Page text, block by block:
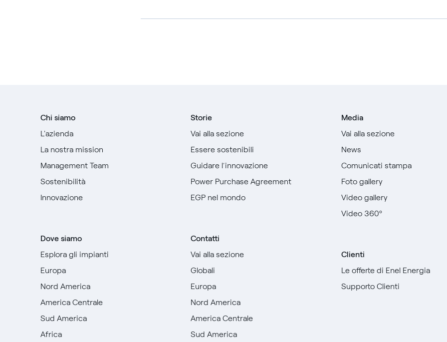
Chi siamo
L'azienda
La nostra mission
Management Team
Sostenibilità
Innovazione
Dove siamo
Esplora gli impianti
Europa
Nord America
America Centrale
Sud America
Africa
Storie
Vai alla sezione
Essere sostenibili
Guidare l’innovazione
Power Purchase Agreement
EGP nel mondo
Contatti
Vai alla sezione
Globali
Europa
Nord America
America Centrale
Sud America
Media
Vai alla sezione
News
Comunicati stampa
Foto gallery
Video gallery
Video 360º
Clienti
Le offerte di Enel Energia
Supporto Clienti